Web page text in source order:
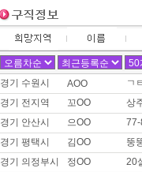
이름 : 덴OO
희망지역 : 서울 강남구 / 희망
제목 : 센스넘치는 이십대 실장,
이름 :토OO
희망지역 : 경기 화성시 / 희망
제목 :구인구직합니다
이름 :이OO
희망지역 : 서울 전지역 / 희망
제목 :안녕하세요
이름 :고OO
경기 수원시 AOO
ㄱ
경기 전지역
꼬OO
상
경기 안산시
으OO
77-
경기 평택시
김OO
뚱
경기 의정부시
정OO
20